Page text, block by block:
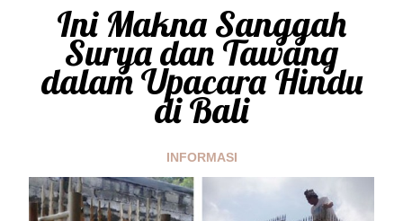
Ini Makna Sanggah
Surya dan Tawang
dalam Upacara Hindu
di Bali
INFORMASI